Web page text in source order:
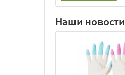
Наши новости